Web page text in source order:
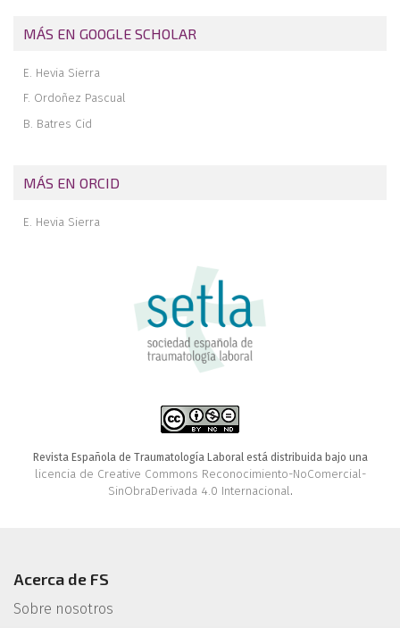
MÁS EN GOOGLE SCHOLAR
E. Hevia Sierra
F. Ordoñez Pascual
B. Batres Cid
MÁS EN ORCID
E. Hevia Sierra
Revista Española de Traumatología Laboral está distribuida bajo una
licencia de Creative Commons Reconocimiento-NoComercial-
SinObraDerivada 4.0 Internacional.
Acerca de FS
Sobre nosotros